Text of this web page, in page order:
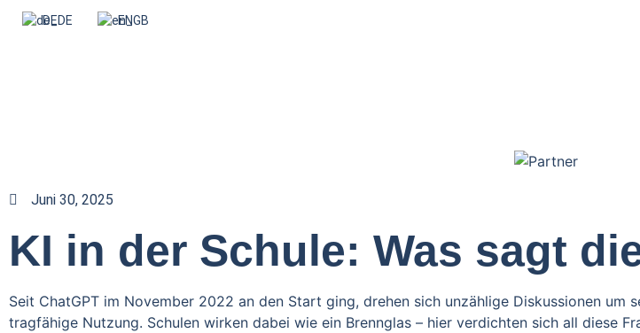
DE EN
Juni 30, 2025
KI in der Schule: Was sagt
Seit ChatGPT im November 2022 an den Start ging, drehen sich unzählige Diskussionen
tragfähige Nutzung. Schulen wirken dabei wie ein Brennglas – hier verdichten sich all diese